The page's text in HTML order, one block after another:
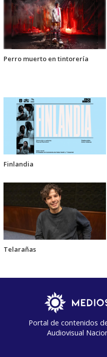
Perro muerto en tintorería
Finlandia
Telarañas
Portal de contenidos
Audiovisual